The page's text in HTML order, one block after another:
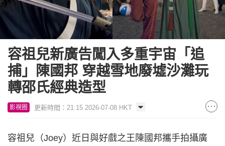
容祖兒新廣告闖入多重宇宙「追
捕」陳國邦 穿越雪地廢墟沙灘玩
轉邵氏經典造型
影視圈 更新時間：21:15 2026-07-08 HKT
容祖兒（Joey）近日與好戲之王陳國邦攜手拍攝廣